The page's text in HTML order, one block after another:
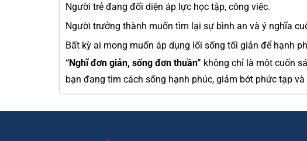
Người trẻ đang đối diện áp lực học tập, công việc.
Người trưởng thành muốn tìm lại sự bình an và ý nghĩa
Bất kỳ ai mong muốn áp dụng lối sống tối giản để hạnh
“Nghĩ đơn giản, sống đơn thuần” không chỉ là một cuốn
bạn đang tìm cách sống hạnh phúc, giảm bớt phức tạp